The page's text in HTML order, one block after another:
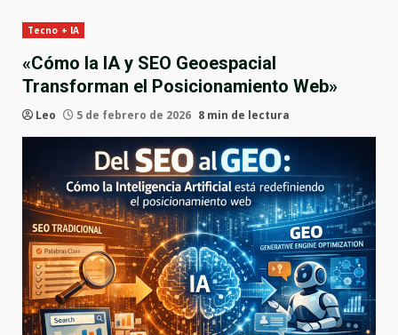
Tecno + IA
«Cómo la IA y SEO Geoespacial
Transforman el Posicionamiento Web»
Leo 5 de febrero de 2026 8 min de lectura